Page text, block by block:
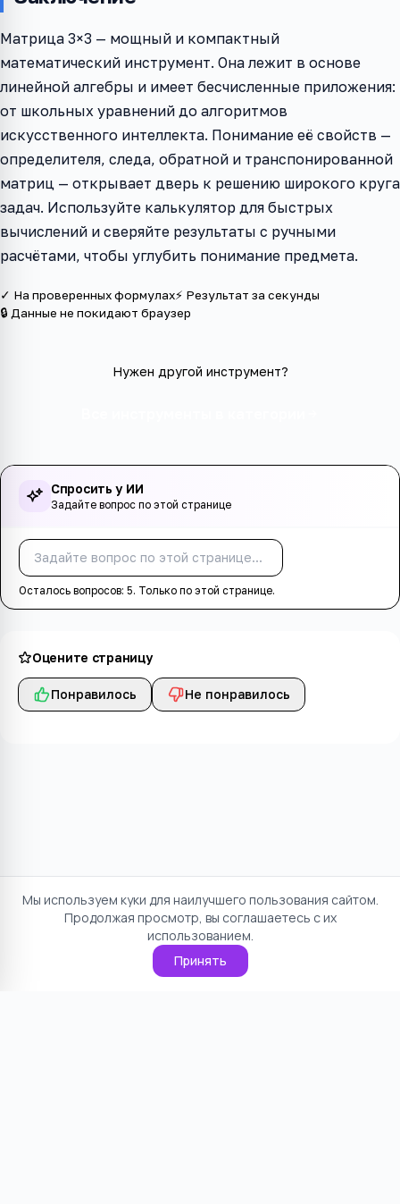
Матрица 3×3 — мощный и компактный
математический инструмент. Она лежит в основе
линейной алгебры и имеет бесчисленные приложения:
от школьных уравнений до алгоритмов
искусственного интеллекта. Понимание её свойств —
определителя, следа, обратной и транспонированной
матриц — открывает дверь к решению широкого круга
задач. Используйте калькулятор для быстрых
вычислений и сверяйте результаты с ручными
расчётами, чтобы углубить понимание предмета.
✓ На проверенных формулах⚡ Результат за секунды
🔒 Данные не покидают браузер
Нужен другой инструмент?
Спросить у ИИ
Задайте вопрос по этой странице
Осталось вопросов: 5. Только по этой странице.
Оцените страницу
Понравилось Не понравилось
Мы используем куки для наилучшего пользования сайтом.
Продолжая просмотр, вы соглашаетесь с их
использованием.
Принять